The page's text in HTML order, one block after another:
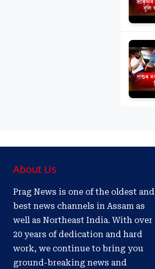
About Us
Prag News is one of the oldest and
best news channels in Assam as
well as Northeast India. With over
20 years of dedication and hard
work, we continue to bring you
ground-breaking news and